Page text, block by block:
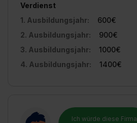
Verdienst
1. Ausbildungsjahr:
600€
2. Ausbildungsjahr:
900€
3. Ausbildungsjahr:
1000€
4. Ausbildungsjahr:
1400€
Ich würde diese Firma